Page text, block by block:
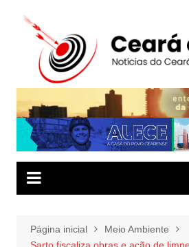
conteúdo
Página inicial
Meio Ambiente